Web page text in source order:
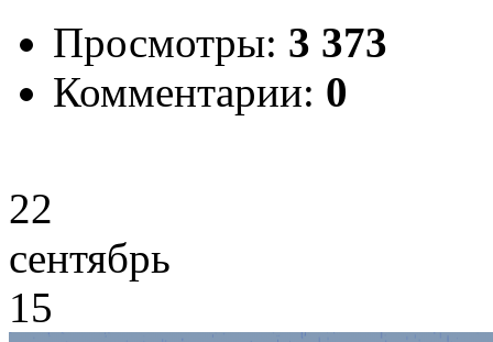
Просмотры: 3 373
Комментарии: 0
22
сентябрь
15